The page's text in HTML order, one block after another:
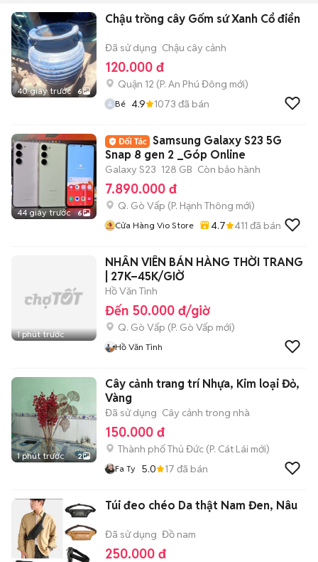
40 giây trước 6
Chậu trồng cây Gốm sứ Xanh Cổ điển
Đã sử dụng Chậu cây cảnh
120.000 đ
Quận 12 (P. An Phú Đông mới)
Bé 4.9 1073 đã bán
44 giây trước 6
Samsung Galaxy S23 5G
Snap 8 gen 2 _Góp Online
Galaxy S23 128 GB Còn bảo hành
7.890.000 đ
Q. Gò Vấp (P. Hạnh Thông mới)
Cửa Hàng Vio Store 4.7 411 đã bán
1 phút trước
NHÂN VIÊN BÁN HÀNG THỜI TRANG
| 27K–45K/GIỜ
Hồ Văn Tình
Đến 50.000 đ/giờ
Q. Gò Vấp (P. Gò Vấp mới)
Hồ Văn Tình
1 phút trước 2
Cây cảnh trang trí Nhựa, Kim loại Đỏ,
Vàng
Đã sử dụng Cây cảnh trong nhà
150.000 đ
Thành phố Thủ Đức (P. Cát Lái mới)
Fa Ty 5.0 17 đã bán
Túi đeo chéo Da thật Nam Đen, Nâu
Đã sử dụng Đồ nam
250.000 đ